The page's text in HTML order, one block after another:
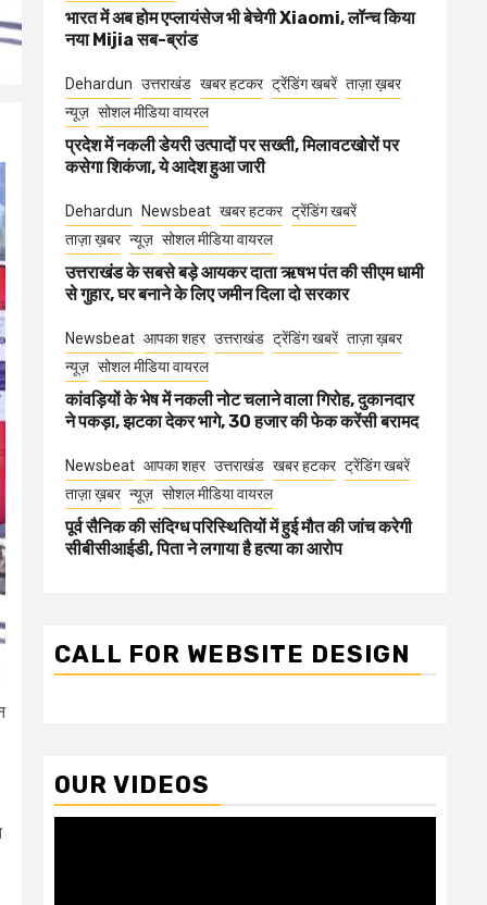
भारत में अब होम एप्लायंसेज भी बेचेगी Xiaomi, लॉन्च किया
नया Mijia सब-ब्रांड
Dehardun उत्तराखंड खबर हटकर ट्रेंडिंग खबरें ताज़ा ख़बर
न्यूज़ सोशल मीडिया वायरल
प्रदेश में नकली डेयरी उत्पादों पर सख्ती, मिलावटखोरों पर
कसेगा शिकंजा, ये आदेश हुआ जारी
Dehardun Newsbeat खबर हटकर ट्रेंडिंग खबरें
ताज़ा ख़बर न्यूज़ सोशल मीडिया वायरल
उत्तराखंड के सबसे बड़े आयकर दाता ऋषभ पंत की सीएम धामी
से गुहार, घर बनाने के लिए जमीन दिला दो सरकार
Newsbeat आपका शहर उत्तराखंड ट्रेंडिंग खबरें ताज़ा ख़बर
न्यूज़ सोशल मीडिया वायरल
कांवड़ियों के भेष में नकली नोट चलाने वाला गिरोह, दुकानदार
ने पकड़ा, झटका देकर भागे, 30 हजार की फेक करेंसी बरामद
Newsbeat आपका शहर उत्तराखंड खबर हटकर ट्रेंडिंग खबरें
ताज़ा ख़बर न्यूज़ सोशल मीडिया वायरल
पूर्व सैनिक की संदिग्ध परिस्थितियों में हुई मौत की जांच करेगी
सीबीसीआईडी, पिता ने लगाया है हत्या का आरोप
CALL FOR WEBSITE DESIGN
OUR VIDEOS